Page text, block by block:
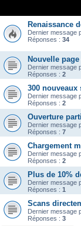
Renaissance
Dernier message
Réponses : 34
Nouvelle page
Dernier message
Réponses : 2
300 nouveaux
Dernier message
Réponses : 2
Ouverture
Dernier message
Réponses : 7
Chargement
Dernier message
Réponses : 2
Plus de 10%
Dernier message
Réponses : 1
Scans
Dernier message
Réponses : 3